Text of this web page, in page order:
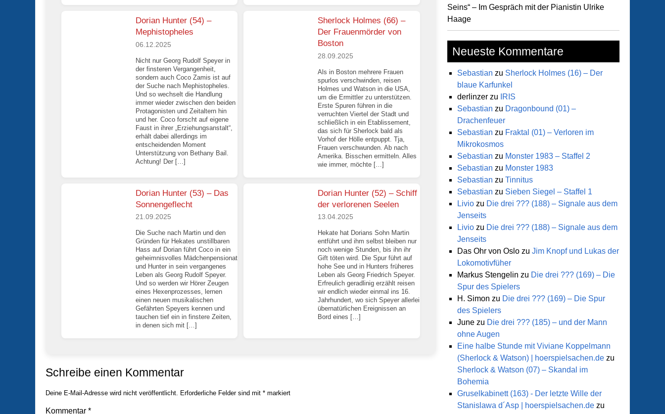
Dorian Hunter (54) –
Mephistopheles
06.12.2025
Nicht nur Georg Rudolf Speyer in
der finsteren Vergangenheit,
sondern auch Coco Zamis ist auf
der Suche nach Mephistopheles.
Und so wechselt die Handlung
immer wieder zwischen den beiden
Protagonisten und Zeitaltern hin
und her. Coco forscht auf eigene
Faust in ihrer „Erziehungsanstalt“,
erhält dabei allerdings im
entscheidenden Moment
Unterstützung von Bethany Bail.
Achtung! Der […]
Sherlock Holmes (66) –
Der Frauenmörder von
Boston
28.09.2025
Als in Boston mehrere Frauen
spurlos verschwinden, reisen
Holmes und Watson in die USA,
um die Ermittler zu unterstützen.
Erste Spuren führen in die
verruchten Viertel der Stadt und
schließlich in ein Etablissement,
das sich für Sherlock bald als
Vorhof der Hölle entpuppt. Tja,
Frauen verschwunden. Ab nach
Amerika. Bisschen ermitteln. Alles
wie immer, möchte […]
Dorian Hunter (53) – Das
Sonnengeflecht
21.09.2025
Die Suche nach Martin und den
Gründen für Hekates unstillbaren
Hass auf Dorian führt Coco in ein
geheimnisvolles Mädchenpensionat
und Hunter in sein vergangenes
Leben als Georg Rudolf Speyer.
Und so werden wir Hörer Zeugen
eines Hexenprozesses, lernen
einen neuen musikalischen
Gefährten Speyers kennen und
tauchen tief ein in finstere Zeiten,
in denen sich mit […]
Dorian Hunter (52) – Schiff
der verlorenen Seelen
13.04.2025
Hekate hat Dorians Sohn Martin
entführt und ihm selbst bleiben nur
noch wenige Stunden, bis ihn ihr
Gift töten wird. Die Spur führt auf
hohe See und in Hunters früheres
Leben als Georg Friedrich Speyer.
Erfreulich geradlinig erzählt reisen
wir endlich wieder einmal ins 16.
Jahrhundert, wo sich Speyer allerlei
übernatürlichen Ereignissen an
Bord eines […]
Schreibe einen Kommentar
Deine E-Mail-Adresse wird nicht veröffentlicht. Erforderliche Felder sind mit * markiert
Kommentar *
Seins“ – Im Gespräch mit der Pianistin Ulrike
Haage
Neueste Kommentare
Sebastian zu Sherlock Holmes (16) – Der
blaue Karfunkel
derlinzer zu
IRIS
Sebastian zu Dragonbound (01) –
Drachenfeuer
Sebastian zu Fraktal (01) – Verloren im
Mikrokosmos
Sebastian zu Monster 1983 – Staffel 2
Sebastian zu Monster 1983
Sebastian zu Tinnitus
Sebastian zu Sieben Siegel – Staffel 1
Livio zu Die drei ??? (188) – Signale aus dem
Jenseits
Livio zu Die drei ??? (188) – Signale aus dem
Jenseits
Das Ohr von Oslo zu Jim Knopf und Lukas der
Lokomotivfüher
Markus Stengelin zu Die drei ??? (169) – Die
Spur des Spielers
H. Simon zu Die drei ??? (169) – Die Spur
des Spielers
June zu Die drei ??? (185) – und der Mann
ohne Augen
Eine halbe Stunde mit Viviane Koppelmann
(Sherlock & Watson) | hoerspielsachen.de zu
Sherlock & Watson (07) – Skandal im
Bohemia
Gruselkabinett (163) - Der letzte Wille der
Stanislawa d´Asp | hoerspielsachen.de zu